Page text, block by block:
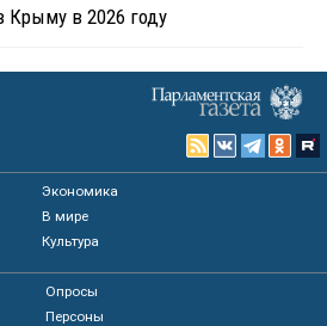
Крыму в 2026 году
Экономика
В мире
Культура
Опросы
Персоны